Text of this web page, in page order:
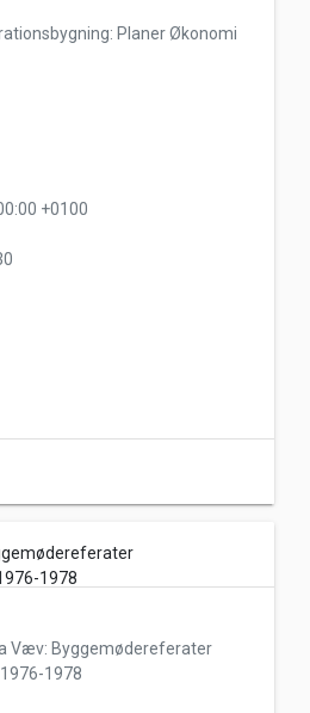
Planer Økonomi
+0100
1978
Væv: Byggemødereferater
1978